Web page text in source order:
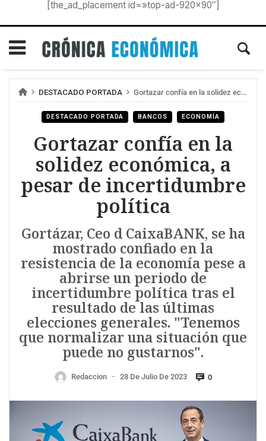
[the_ad_placement id=»top-ad-920×90″]
DESTACADO PORTADA Gortazar confía en la solidez económica, a pesar de incertidumbre política
DESTACADO PORTADA BANCOS ECONOMÍA
Gortazar confía en la
solidez económica, a
pesar de incertidumbre
política
Gortázar, Ceo d CaixaBANK, se ha
mostrado confiado en la
resistencia de la economía pese a
abrirse un periodo de
incertidumbre política tras el
resultado de las últimas
elecciones generales. "Tenemos
que normalizar una situación que
puede no gustarnos".
Redaccion — 28 De Julio De 2023 0